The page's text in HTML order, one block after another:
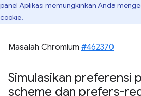
panel Aplikasi memungkinkan Anda
cookie.
Masalah Chromium #462370
Simulasikan preferensi
scheme dan prefers-